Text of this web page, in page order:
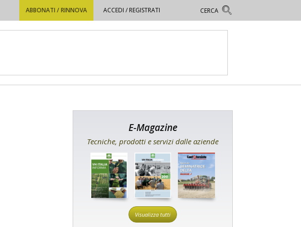
ABBONATI / RINNOVA ACCEDI / REGISTRATI
E-Magazine
Tecniche, prodotti e servizi dalle aziende
Visualizza tutti